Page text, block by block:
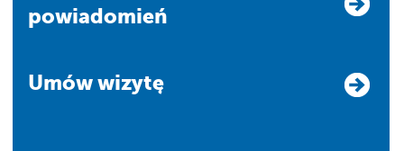
powiadomień
Umów wizytę